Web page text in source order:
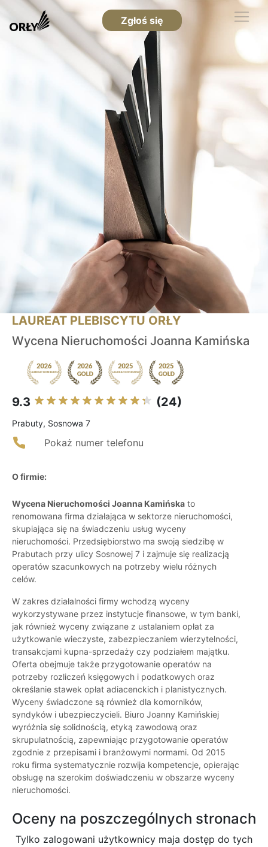
Zgłoś się
LAUREAT PLEBISCYTU ORŁY
Wycena Nieruchomości Joanna Kamińska
9.3 (24)
Prabuty, Sosnowa 7
Pokaż numer telefonu
O firmie:
Wycena Nieruchomości Joanna Kamińska to
renomowana firma działająca w sektorze nieruchomości,
skupiająca się na świadczeniu usług wyceny
nieruchomości. Przedsiębiorstwo ma swoją siedzibę w
Prabutach przy ulicy Sosnowej 7 i zajmuje się realizacją
operatów szacunkowych na potrzeby wielu różnych
celów.
W zakres działalności firmy wchodzą wyceny
wykorzystywane przez instytucje finansowe, w tym banki,
jak również wyceny związane z ustalaniem opłat za
użytkowanie wieczyste, zabezpieczaniem wierzytelności,
transakcjami kupna-sprzedaży czy podziałem majątku.
Oferta obejmuje także przygotowanie operatów na
potrzeby rozliczeń księgowych i podatkowych oraz
określanie stawek opłat adiacenckich i planistycznych.
Wyceny świadczone są również dla komorników,
syndyków i ubezpieczycieli. Biuro Joanny Kamińskiej
wyróżnia się solidnością, etyką zawodową oraz
skrupulatnością, zapewniając przygotowanie operatów
zgodnie z przepisami i branżowymi normami. Od 2015
roku firma systematycznie rozwija kompetencje, opierając
obsługę na szerokim doświadczeniu w obszarze wyceny
nieruchomości.
Oceny na poszczególnych stronach
Tylko zalogowani użytkownicy maja dostęp do tych